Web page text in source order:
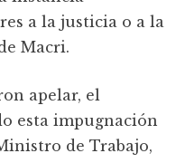
a la justicia o a la
Macri.
apelar, el
esta impugnación
de Trabajo,